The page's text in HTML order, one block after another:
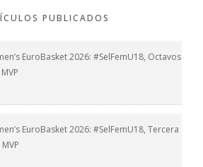
PUBLICADOS
EuroBasket 2026: #SelFemU18, Octavos
EuroBasket 2026: #SelFemU18, Tercera